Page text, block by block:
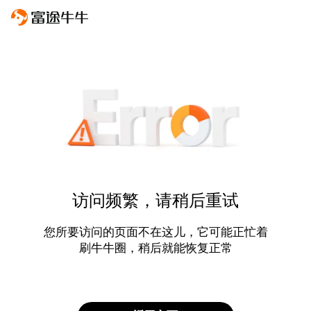
访问频繁，请稍后重试
您所要访问的页面不在这儿，它可能正忙着
刷牛牛圈，稍后就能恢复正常